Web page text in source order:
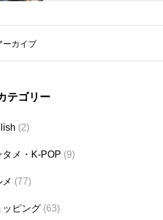
ーカイブ
テゴリー
(2)
タメ・K-POP (9)
(77)
ッピング (63)